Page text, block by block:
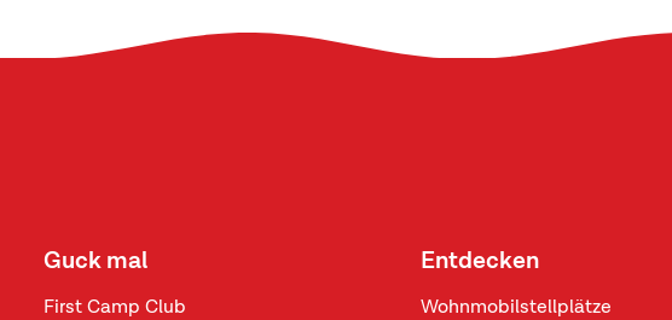
Guck mal
First Camp Club
Entdecken
Wohnmobilstellplätze